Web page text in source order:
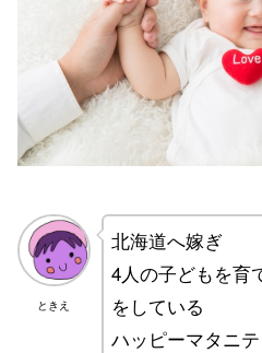
ときえ
北海道へ嫁ぎ
4人の子どもを育
をしている
ハッピーマタニ